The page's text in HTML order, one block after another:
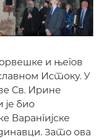
и његов
Истоку. У
Св. Ирине
је био
Зато ова